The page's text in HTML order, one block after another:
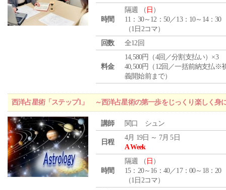
時間
隔週 （ 日 ）
11：30～12：50／13：10～14：30
（1日2コマ）
回数
全12回
料金
14,580円（4回／分割支払い）×3
40,500円（12回／一括前納支払※
義開始前まで）
西洋占星術「ステップ1」 ～西洋占星術の第一歩をじっくり楽しく身
講師 関口 シュン
日程
4月 19日 ～ 7月 5日
A Week
時間
隔週 （ 日 ）
15：20～16：40／17：00～18：20
（1日2コマ）